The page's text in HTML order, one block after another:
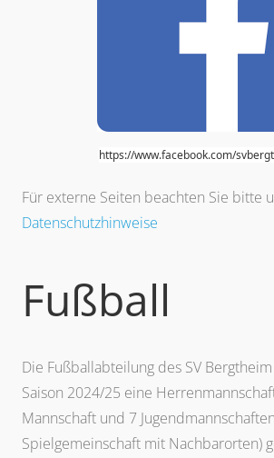
https://www.facebook.com/
Für externe Seiten beachten Sie bitte
Datenschutzhinweise
Fußball
Die Fußballabteilung des SV
Saison 2024/25 eine
Mannschaft und 7
Spielgemeinschaft mit Nachbarorten)